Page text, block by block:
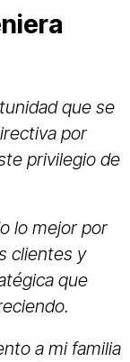
que se
por
privilegio de
lo mejor por
clientes y
que
a mi familia